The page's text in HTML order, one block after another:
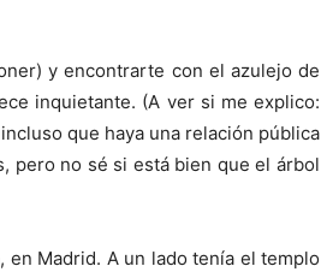
y encontrarte con el azulejo de
inquietante. (A ver si me explico:
que haya una relación pública
pero no sé si está bien que el árbol
en Madrid. A un lado tenía el templo